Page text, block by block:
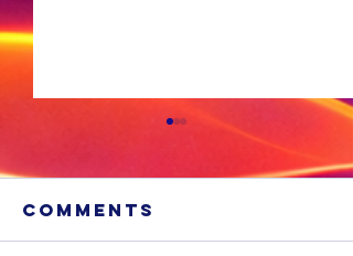
Comments